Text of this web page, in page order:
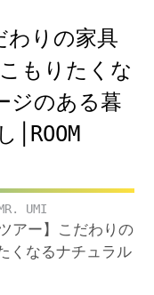
わりの家具
もりたくな
ジのある暮
UMI
アー】こだわりの
くなるナチュラル